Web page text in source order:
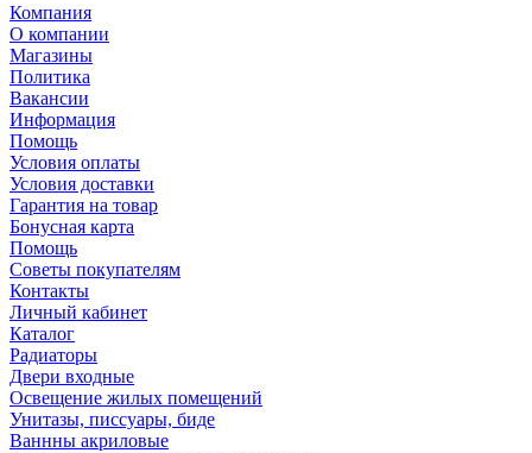
Компания
О компании
Магазины
Политика
Вакансии
Информация
Помощь
Условия оплаты
Условия доставки
Гарантия на товар
Бонусная карта
Помощь
Советы покупателям
Контакты
Личный кабинет
Каталог
Радиаторы
Двери входные
Освещение жилых помещений
Унитазы, писсуары, биде
Ваннны акриловые